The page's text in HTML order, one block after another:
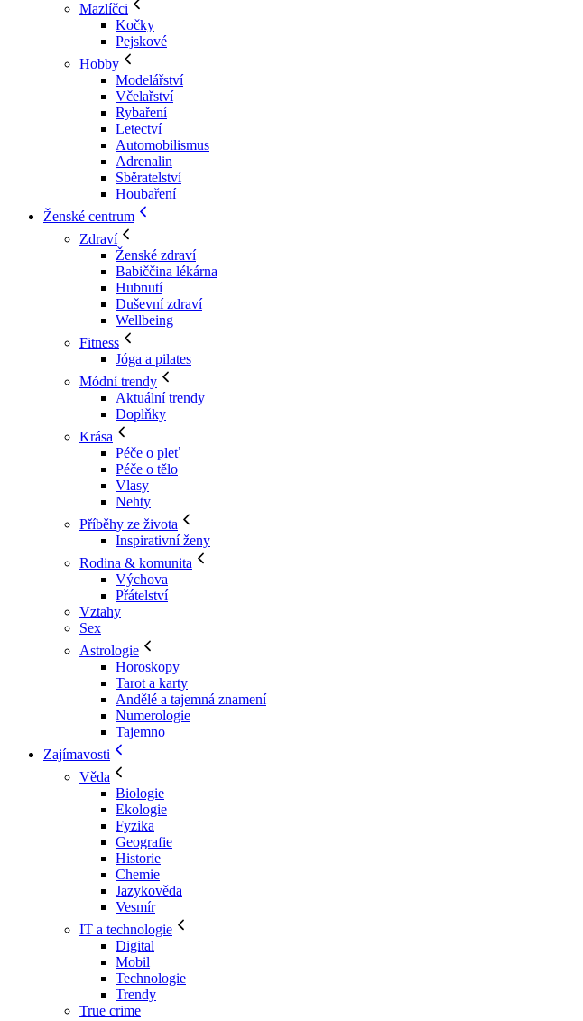
Mazlíčci
Kočky
Pejskové
Hobby
Modelářství
Včelařství
Rybaření
Letectví
Automobilismus
Adrenalin
Sběratelství
Houbaření
Ženské centrum
Zdraví
Ženské zdraví
Babiččina lékárna
Hubnutí
Duševní zdraví
Wellbeing
Fitness
Jóga a pilates
Módní trendy
Aktuální trendy
Doplňky
Krása
Péče o pleť
Péče o tělo
Vlasy
Nehty
Příběhy ze života
Inspirativní ženy
Rodina & komunita
Výchova
Přátelství
Vztahy
Sex
Astrologie
Horoskopy
Tarot a karty
Andělé a tajemná znamení
Numerologie
Tajemno
Zajímavosti
Věda
Biologie
Ekologie
Fyzika
Geografie
Historie
Chemie
Jazykověda
Vesmír
IT a technologie
Digital
Mobil
Technologie
Trendy
True crime